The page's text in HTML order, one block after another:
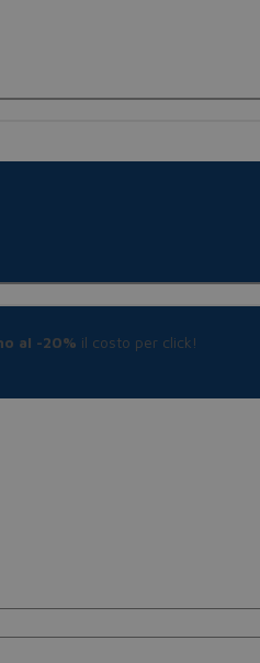
al -20% il costo per click!